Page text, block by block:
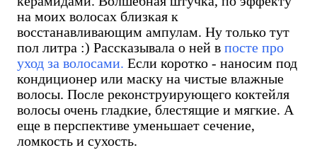
на моих волосах близкая к
восстанавливающим ампулам. Ну только тут
пол литра :) Рассказывала о ней в посте про
уход за волосами. Если коротко - наносим под
кондиционер или маску на чистые влажные
волосы. После реконструирующего коктейля
волосы очень гладкие, блестящие и мягкие. А
еще в перспективе уменьшает сечение,
ломкость и сухость.